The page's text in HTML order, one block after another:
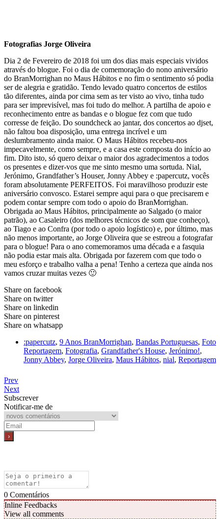
Fotografias Jorge Oliveira
Dia 2 de Fevereiro de 2018 foi um dos dias mais especiais vividos
através do blogue. Foi o dia de comemoração do nono aniversário
do BranMorrighan no Maus Hábitos e no fim o sentimento só podia
ser de alegria e gratidão. Tendo levado quatro concertos de estilos
tão diferentes, ainda por cima sem as ter visto ao vivo, tinha tudo
para ser imprevisível, mas foi tudo do melhor. A partilha de apoio e
reconhecimento entre as bandas e o blogue fez com que tudo
corresse de feição. Do soundcheck ao jantar, dos concertos ao djset,
não faltou boa disposição, uma entrega incrível e um
deslumbramento ainda maior. O Maus Hábitos recebeu-nos
impecavelmente, como sempre, e a casa este composta do início ao
fim. Dito isto, só quero deixar o maior dos agradecimentos a todos
os presentes e dizer-vos que me sinto mesmo uma sortuda. Nial,
Jerónimo, Grandfather’s Houser, Jonny Abbey e :papercutz, vocês
foram absolutamente PERFEITOS. Foi maravilhoso produzir este
aniversário convosco. Estarei sempre aqui para o que precisarem e
podem contar sempre com todo o apoio do BranMorrighan.
Obrigada ao Maus Hábitos, principalmente ao Salgado (o maior
patrão), ao Casaleiro (dos melhores técnicos de som que conheço),
ao Tiago e ao Confra (por todo o apoio logístico) e, por último, mas
não menos importante, ao Jorge Oliveira que se estreou a fotografar
para o blogue! Para o ano comemoramos uma década e a fasquia
não podia estar mais alta. Obrigada por fazerem com que todo o
meu esforço e trabalho valha a pena! Tenho a certeza que ainda nos
vamos cruzar muitas vezes 🙂
Share on facebook
Share on twitter
Share on linkedin
Share on pinterest
Share on whatsapp
:papercutz, 9 Anos BranMorrighan, Bandas Portuguesas, Foto
Reportagem, Fotografia, Grandfather's House, Jerónimo!,
Jonny Abbey, Jorge Oliveira, Maus Hábitos, nial, Reportagem
Prev
Next
Subscrever
Notificar-me de
0 Comentários
Inline Feedbacks
View all comments